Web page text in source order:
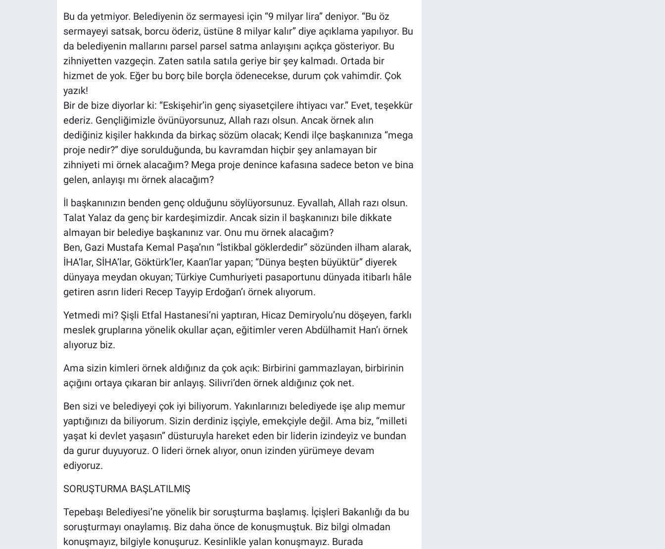
Bu da yetmiyor. Belediyenin öz sermayesi için “9 milyar lira” deniyor. “Bu öz
sermayeyi satsak, borcu öderiz, üstüne 8 milyar kalır” diye açıklama yapılıyor. Bu
da belediyenin mallarını parsel parsel satma anlayışını açıkça gösteriyor. Bu
zihniyetten vazgeçin. Zaten satıla satıla geriye bir şey kalmadı. Ortada bir
hizmet de yok. Eğer bu borç bile borçla ödenecekse, durum çok vahimdir. Çok
yazık!
Bir de bize diyorlar ki: “Eskişehir’in genç siyasetçilere ihtiyacı var.” Evet, teşekkür
ederiz. Gençliğimizle övünüyorsunuz, Allah razı olsun. Ancak örnek alın
dediğiniz kişiler hakkında da birkaç sözüm olacak; Kendi ilçe başkanınıza “mega
proje nedir?” diye sorulduğunda, bu kavramdan hiçbir şey anlamayan bir
zihniyeti mi örnek alacağım? Mega proje denince kafasına sadece beton ve bina
gelen, anlayışı mı örnek alacağım?
İl başkanınızın benden genç olduğunu söylüyorsunuz. Eyvallah, Allah razı olsun.
Talat Yalaz da genç bir kardeşimizdir. Ancak sizin il başkanınızı bile dikkate
almayan bir belediye başkanınız var. Onu mu örnek alacağım?
Ben, Gazi Mustafa Kemal Paşa’nın “İstikbal göklerdedir” sözünden ilham alarak,
İHA’lar, SİHA’lar, Göktürk’ler, Kaan’lar yapan; “Dünya beşten büyüktür” diyerek
dünyaya meydan okuyan; Türkiye Cumhuriyeti pasaportunu dünyada itibarlı hâle
getiren asrın lideri Recep Tayyip Erdoğan’ı örnek alıyorum.
Yetmedi mi? Şişli Etfal Hastanesi’ni yaptıran, Hicaz Demiryolu’nu döşeyen, farklı
meslek gruplarına yönelik okullar açan, eğitimler veren Abdülhamit Han’ı örnek
alıyoruz biz.
Ama sizin kimleri örnek aldığınız da çok açık: Birbirini gammazlayan, birbirinin
açığını ortaya çıkaran bir anlayış. Silivri’den örnek aldığınız çok net.
Ben sizi ve belediyeyi çok iyi biliyorum. Yakınlarınızı belediyede işe alıp memur
yaptığınızı da biliyorum. Sizin derdiniz işçiyle, emekçiyle değil. Ama biz, “milleti
yaşat ki devlet yaşasın” düsturuyla hareket eden bir liderin izindeyiz ve bundan
da gurur duyuyoruz. O lideri örnek alıyor, onun izinden yürümeye devam
ediyoruz.
SORUŞTURMA BAŞLATILMIŞ
Tepebaşı Belediyesi’ne yönelik bir soruşturma başlamış. İçişleri Bakanlığı da bu
soruşturmayı onaylamış. Biz daha önce de konuşmuştuk. Biz bilgi olmadan
konuşmayız, bilgiyle konuşuruz. Kesinlikle yalan konuşmayız. Burada